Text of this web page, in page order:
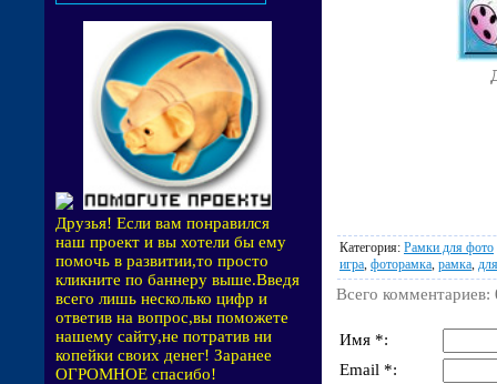
Друзья! Если вам понравился
наш проект и вы хотели бы ему
помочь в развитии,то просто
кликните по баннеру выше.Введя
всего лишь несколько цифр и
ответив на вопрос,вы поможете
нашему сайту,не потратив ни
копейки своих денег! Заранее
ОГРОМНОЕ спасибо!
Категория: Рамки для фото
игра фоторамка рамка
Всего комментариев:
Имя *:
Email *: